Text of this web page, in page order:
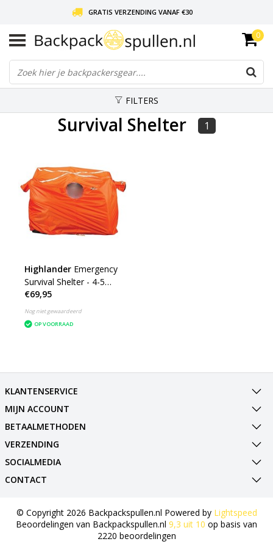
GRATIS VERZENDING VANAF €30
LIEFDE VOOR BACKPACKEN!
30 DAGEN GRATIS RETOUR
0
FILTERS
Survival Shelter 1
Highlander Emergency
Survival Shelter - 4-5
personen - oranje
€69,95
Nog niet gewaardeerd
OP VOORRAAD
KLANTENSERVICE
MIJN ACCOUNT
BETAALMETHODEN
VERZENDING
SOCIALMEDIA
CONTACT
© Copyright 2026 Backpackspullen.nl Powered by Lightspeed
Beoordelingen van Backpackspullen.nl 9,3 uit 10 op basis van
2220 beoordelingen